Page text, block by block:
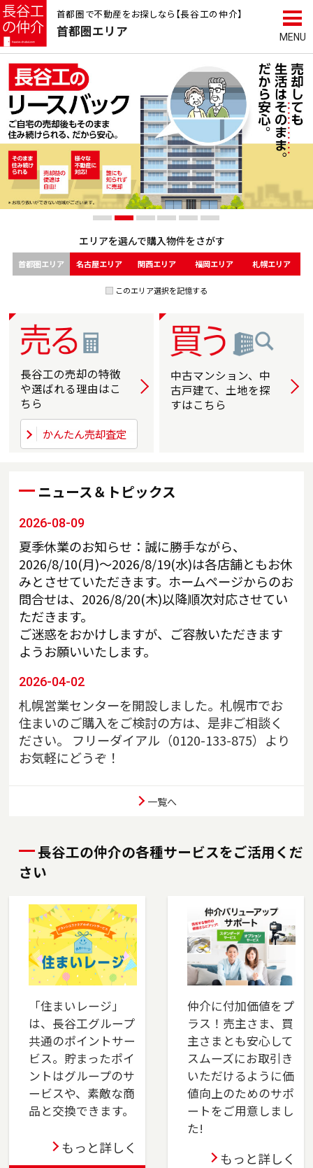
首都圏で不動産をお探しなら【長谷工の仲介】
首都圏エリア
長谷工の売却の特徴
や選ばれる理由はこ
ちら
かんたん売却査定
詳しく
中古マンション、中
古戸建て、土地を探
すはこちら
エリアを選んで購入物件をさがす
首都圏エリア 名古屋エリア 関西エリア 福岡エリア 札幌エリア
このエリア選択を記憶する
ニュース＆トピックス
2026-08-09
夏季休業のお知らせ：誠に勝手ながら、
2026/8/10(月)～2026/8/19(水)は各店舗ともお休
みとさせていただきます。ホームページからのお
問合せは、2026/8/20(木)以降順次対応させてい
ただきます。
ご迷惑をおかけしますが、ご容赦いただきます
ようお願いいたします。
2026-04-02
札幌営業センターを開設しました。札幌市でお
住まいのご購入をご検討の方は、是非ご相談く
ださい。 フリーダイアル（0120-133-875）より
お気軽にどうぞ！
区、足立区、荒川区でお住まいのご売却、ご購
入をご検討の方は、是非ご相談ください。フリ
ーダイアル（
2025-10-10
川口店を移転しました。埼玉県川口市、戸田
市、蕨市、さいたま市南区でお住まいのご売
却、ご購入をご検討の方は、是非ご相談くださ
い。フリーダイアル（0120-85-8951）よりお気
軽にどうぞ！
2025-07-03
東陽町店を移転しました。江東区、墨田区（一
部）でお住まいのご売却、ご購入をご検討の方
は、是非ご相談ください。フリーダイアル
（0120-14-8750）よりお気軽にどうぞ！
一覧へ
長谷工の仲介の各種サービスをご活用くだ
さい
「住まいレージ」
は、長谷工グループ
共通のポイントサー
ビス。貯まったポイ
ントはグループのサ
ービスや、素敵な商
品と交換できます。
もっと詳しく
仲介に付加価値をプ
ラス！売主さま、買
主さまとも安心して
スムーズにお取引き
いただけるように価
値向上のためのサポ
ートをご用意しまし
た!
もっと詳しく